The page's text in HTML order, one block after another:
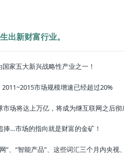
出新财富行业。
家五大新兴战略性产业之一！
市场规模增速已经超过20%
场将达上万亿，将成为继互联网之后
…市场的指向就是财富的金矿！
”、“智能产品”、这些词汇三个月内央